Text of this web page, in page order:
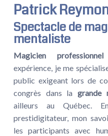
Patrick
Spectacle de
mentaliste
Magicien professionnel
expérience, je me
public exigeant lors de
congrès dans lagrande
ailleurs au Québec.
prestidigitateur, mon
les participants avec